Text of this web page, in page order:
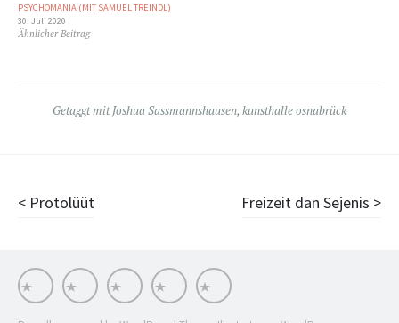
PSYCHOMANIA (MIT SAMUEL TREINDL)
30. Juli 2020
Ähnlicher Beitrag
Getaggt mitJoshua Sassmannshausen, kunsthalle osnabrück
Beitragsnavigation
Protolüüt Freizeit dan Sejenis
Works Stationen ImpressumStream INSTA